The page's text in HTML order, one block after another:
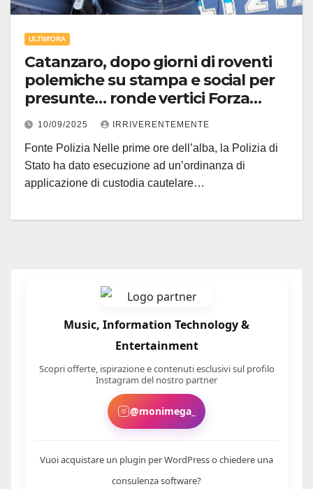
ULTIM'ORA
Catanzaro, dopo giorni di roventi
polemiche su stampa e social per
presunte… ronde vertici Forza
Nuova finiscono in manette per
un’aggressione vera e altri reati
legati alla discriminazione
10/09/2025 IRRIVERENTEMENTE
Fonte Polizia Nelle prime ore dell’alba, la Polizia di
Stato ha dato esecuzione ad un’ordinanza di
applicazione di custodia cautelare…
Music, Information Technology &
Entertainment
Scopri offerte, ispirazione e contenuti esclusivi sul profilo
Instagram del nostro partner
@monimega_
Vuoi acquistare un plugin per WordPress o chiedere una
consulenza software?